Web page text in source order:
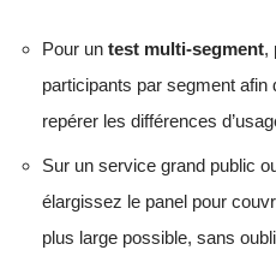
Pour un test multi-segment,
participants par segment
repérer les différences
Sur un service grand public
élargissez le panel pour
plus large possible, sans